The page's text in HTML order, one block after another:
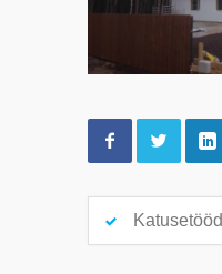
Katusetööd